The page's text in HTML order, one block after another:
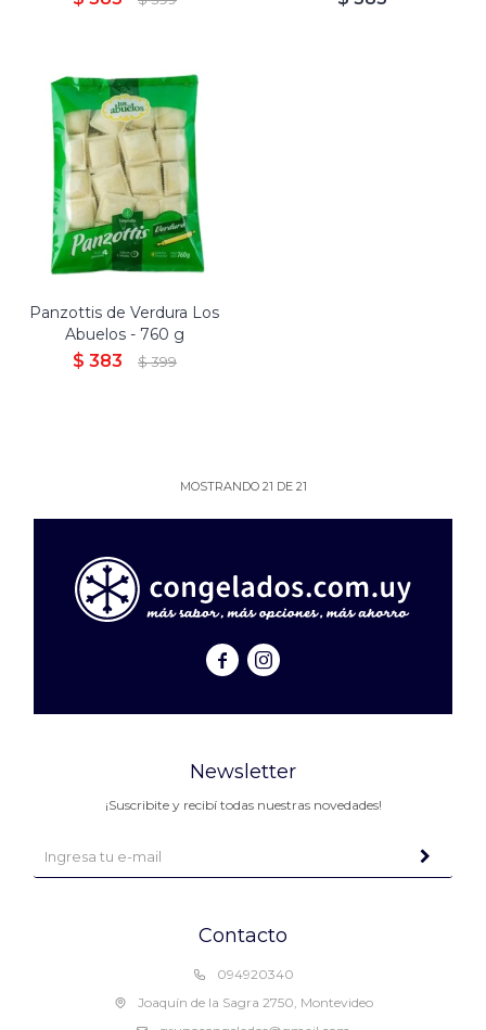
Panzottis de Verdura Los
Abuelos - 760 g
$ 383 $ 399
MOSTRANDO 21 DE 21
 
Contacto
094920340
Joaquín de la Sagra 2750, Montevideo
Newsletter
¡Suscribite y recibí todas nuestras novedades!